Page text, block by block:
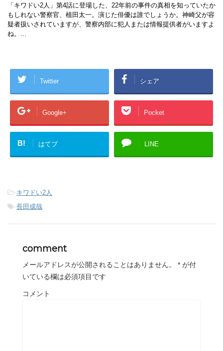
「キワドい2人」第4話に登場した、22年前の事件の真相を知っていたか
もしれない警察官、植田太一。演じた俳優は誰でしょうか。神崎父が容
疑者扱いされていますが、警察内部に犯人または情報提供者がいますよ
ね。...
Twitter シェア
Google+ Pocket
B! はてブ LINE
-キワドい2人
-長田成哉
comment
メールアドレスが公開されることはありません。 * が付
いている欄は必須項目です
コメント